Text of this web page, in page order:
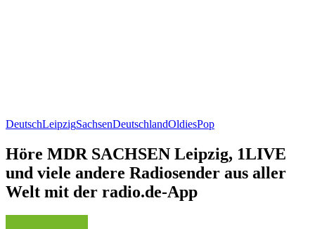
DeutschLeipzigSachsenDeutschlandOldiesPop
Höre MDR SACHSEN Leipzig, 1LIVE
und viele andere Radiosender aus aller
Welt mit der radio.de-App